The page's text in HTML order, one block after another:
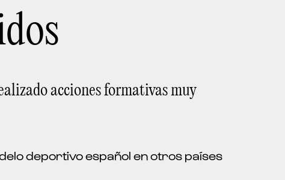
acciones formativas muy
deportivo español en otros países